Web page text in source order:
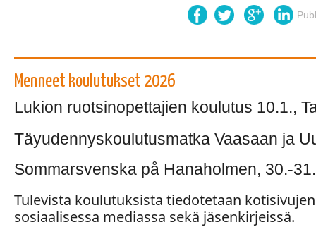
Menneet koulutukset 2026
Lukion ruotsinopettajien koulutus 10.1.,
Täyudennyskoulutusmatka Vaasaan ja
Sommarsvenska på Hanaholmen, 30.-
Tulevista koulutuksista tiedotetaan
sosiaalisessa mediassa sekä jäsenkirjeissä.